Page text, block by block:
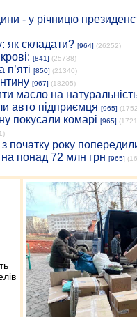
- у річницю
як складати? [964] (26252)
[841] (25738)
[850] (21340)
[967] (18205)
масло на
авто підприємця [965]
покусали комарі [965]
початку року
понад 72 млн грн [965]